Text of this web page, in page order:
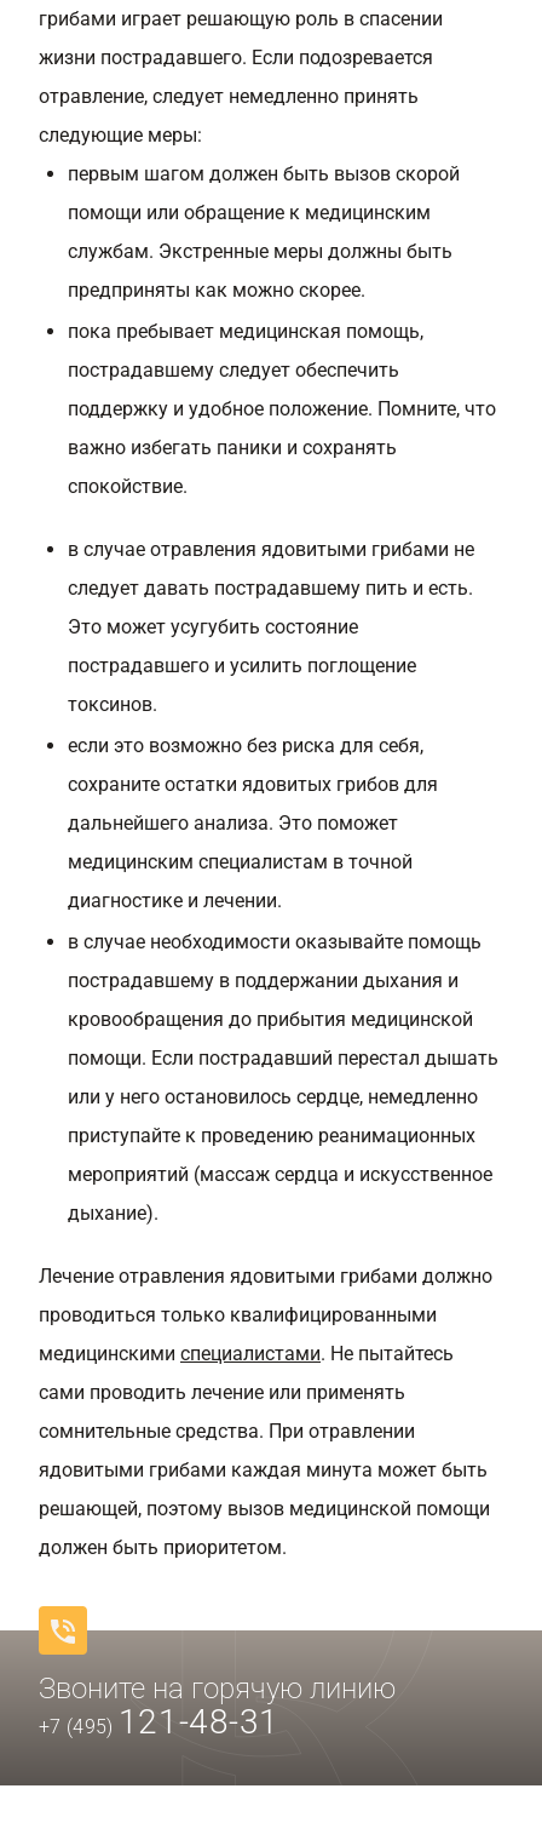
грибами играет решающую роль в спасении
жизни пострадавшего. Если подозревается
отравление, следует немедленно принять
следующие меры:
первым шагом должен быть вызов скорой
помощи или обращение к медицинским
службам. Экстренные меры должны быть
предприняты как можно скорее.
пока пребывает медицинская помощь,
пострадавшему следует обеспечить
поддержку и удобное положение. Помните, что
важно избегать паники и сохранять
спокойствие.
в случае отравления ядовитыми грибами не
следует давать пострадавшему пить и есть.
Это может усугубить состояние
пострадавшего и усилить поглощение
токсинов.
если это возможно без риска для себя,
сохраните остатки ядовитых грибов для
дальнейшего анализа. Это поможет
медицинским специалистам в точной
диагностике и лечении.
в случае необходимости оказывайте помощь
пострадавшему в поддержании дыхания и
кровообращения до прибытия медицинской
помощи. Если пострадавший перестал дышать
или у него остановилось сердце, немедленно
приступайте к проведению реанимационных
мероприятий (массаж сердца и искусственное
дыхание).
Лечение отравления ядовитыми грибами должно
проводиться только квалифицированными
медицинскими специалистами. Не пытайтесь
сами проводить лечение или применять
сомнительные средства. При отравлении
ядовитыми грибами каждая минута может быть
решающей, поэтому вызов медицинской помощи
должен быть приоритетом.
Звоните на горячую линию
+7 (495) 121-48-31